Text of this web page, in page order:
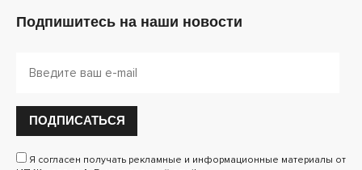
Подпишитесь на наши новости
ПОДПИСАТЬСЯ
Я согласен получать рекламные и информационные материалы от